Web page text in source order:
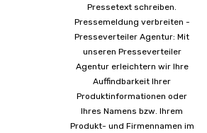
Pressetext schreiben.
Pressemeldung verbreiten -
Presseverteiler Agentur: Mit
unseren Presseverteiler
Agentur erleichtern wir Ihre
Auffindbarkeit Ihrer
Produktinformationen oder
Ihres Namens bzw. Ihrem
Produkt- und Firmennamen im